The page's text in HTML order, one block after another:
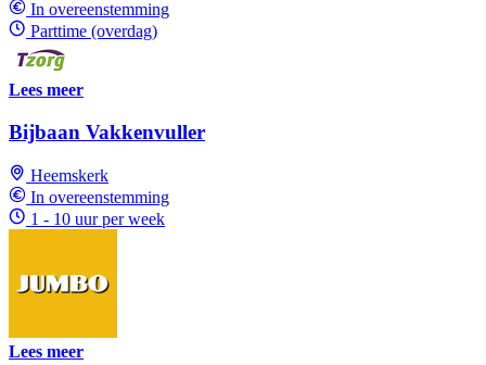
In overeenstemming
Parttime (overdag)
Lees meer
Bijbaan Vakkenvuller
Heemskerk
In overeenstemming
1 - 10 uur per week
Lees meer